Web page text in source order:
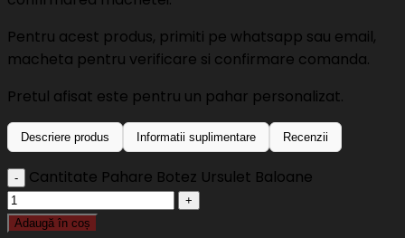
Pentru acest produs, primiti pe whatsapp sau email,
macheta pentru verificare si confirmare comanda.
Pretul afisat este pentru un pahar personalizat.
Descriere produs Informatii suplimentare Recenzii
Cantitate Pahare Botez Ursulet Baloane
Adaugă în coș